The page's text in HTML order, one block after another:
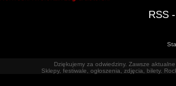
RSS
Dziękujemy za odwiedziny. Zawsze
Sklepy, festiwale, ogłoszenia, zdjęcia, bilety.